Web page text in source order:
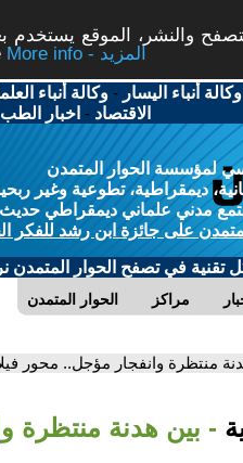
والنشر، الموقع يستخدم
More info - المزيد
وكالة أنباء اليسار -وكالة أنباء
الاقتصاد - اخبار
لمؤسسة الحوار المتمدن
ديمقراطية، تطوعية وغير
مدني علماني ديمقراطي حديث
على جائزة ابن رشد للفكر
تقنية في تصفح الحوار المتمدن
الحوار المتمدن مراكز
منتظرة وانفجار مؤجل.. محور
- بين هدنة منتظرة